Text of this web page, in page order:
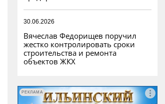
30.06.2026
Вячеслав Федорищев поручил
жестко контролировать сроки
строительства и ремонта
объектов ЖКХ
РЕКЛАМА